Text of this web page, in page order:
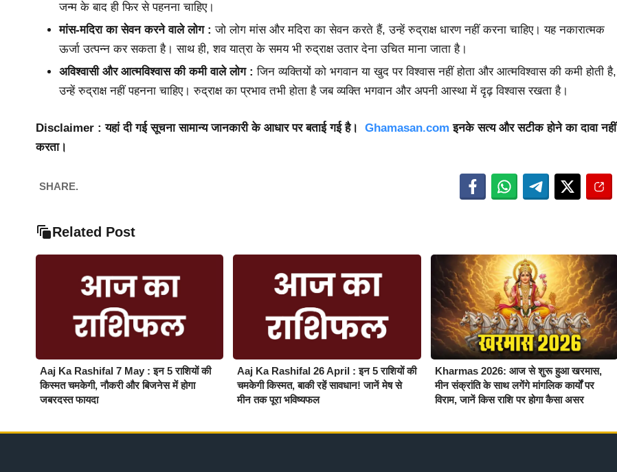
जन्म के बाद ही फिर से पहनना चाहिए।
मांस-मदिरा का सेवन करने वाले लोग :जो लोग मांस और मदिरा का सेवन करते हैं, उन्हें रुद्राक्ष धारण नहीं करना चाहिए। यह नकारात्मक
ऊर्जा उत्पन्न कर सकता है। साथ ही, शव यात्रा के समय भी रुद्राक्ष उतार देना उचित माना जाता है।
अविश्वासी और आत्मविश्वास की कमी वाले लोग :जिन व्यक्तियों को भगवान या खुद पर विश्वास नहीं होता और आत्मविश्वास की कमी होती है,
उन्हें रुद्राक्ष नहीं पहनना चाहिए। रुद्राक्ष का प्रभाव तभी होता है जब व्यक्ति भगवान और अपनी आस्था में दृढ़ विश्वास रखता है।
Disclaimer : यहां दी गई सूचना सामान्य जानकारी के आधार पर बताई गई है। Ghamasan.com इनके सत्य और सटीक होने का दावा नहीं
करता।
SHARE.
Related Post
Aaj Ka Rashifal 7 May : इन 5 राशियों की
किस्मत चमकेगी, नौकरी और बिजनेस में होगा
जबरदस्त फायदा
Aaj Ka Rashifal 26 April : इन 5 राशियों की
चमकेगी किस्मत, बाकी रहें सावधान! जानें मेष से
मीन तक पूरा भविष्यफल
Kharmas 2026: आज से शुरू हुआ खरमास,
मीन संक्रांति के साथ लगेंगे मांगलिक कार्यों पर
विराम, जानें किस राशि पर होगा कैसा असर